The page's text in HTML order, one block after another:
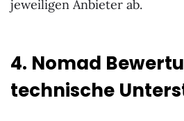
jeweiligen Anbieter ab.
4. Nomad
technische